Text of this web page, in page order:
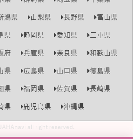
潟県 山梨県 長野県
富山県
県 静岡県 愛知県
三重県
府 兵庫県 奈良県
和歌山県
県 広島県 山口県
徳島県
県 福岡県 佐賀県
長崎県
県 鹿児島県 沖縄県
all right reserved.